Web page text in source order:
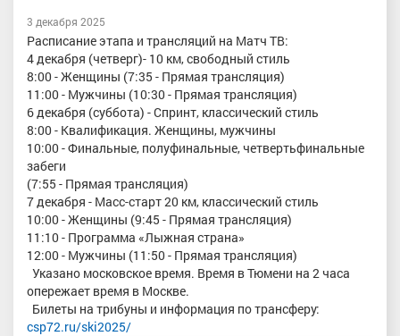
3 декабря 2025
Расписание этапа и трансляций на Матч ТВ:
4 декабря (четверг)- 10 км, свободный стиль
8:00 - Женщины (7:35 - Прямая трансляция)
11:00 - Мужчины (10:30 - Прямая трансляция)
6 декабря (суббота) - Спринт, классический стиль
8:00 - Квалификация. Женщины, мужчины
10:00 - Финальные, полуфинальные, четвертьфинальные
забеги
(7:55 - Прямая трансляция)
7 декабря - Масс-старт 20 км, классический стиль
10:00 - Женщины (9:45 - Прямая трансляция)
11:10 - Программа «Лыжная страна»
12:00 - Мужчины (11:50 - Прямая трансляция)
Указано московское время. Время в Тюмени на 2 часа
опережает время в Москве.
Билеты на трибуны и информация по трансферу:
csp72.ru/ski2025/